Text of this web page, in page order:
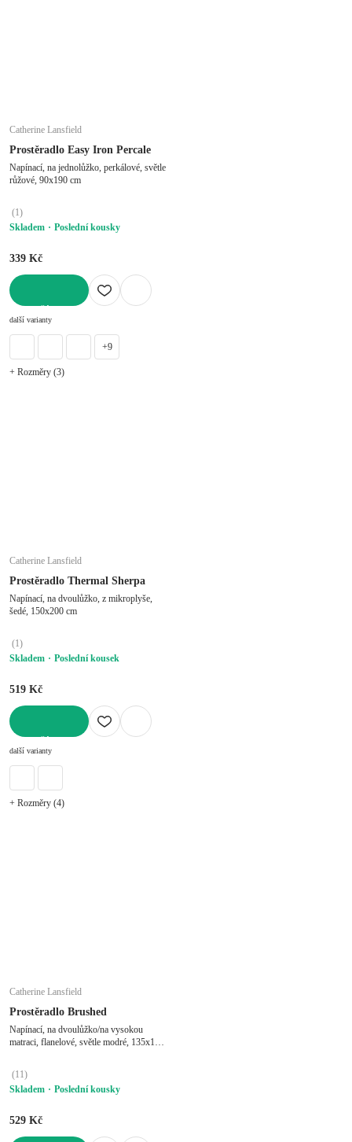
Catherine Lansfield
Prostěradlo Easy Iron Percale
Napínací, na jednolůžko, perkálové, světle
růžové, 90x190 cm
(1)
Skladem
Poslední kousky
339 Kč
další varianty
+9
+ Rozměry (3)
Catherine Lansfield
Prostěradlo Thermal Sherpa
Napínací, na dvoulůžko, z mikroplyše,
šedé, 150x200 cm
(1)
Skladem
Poslední kousek
519 Kč
další varianty
+ Rozměry (4)
Catherine Lansfield
Prostěradlo Brushed
Napínací, na dvoulůžko/na vysokou
matraci, flanelové, světle modré, 135x190
(11)
Skladem
Poslední kousky
529 Kč